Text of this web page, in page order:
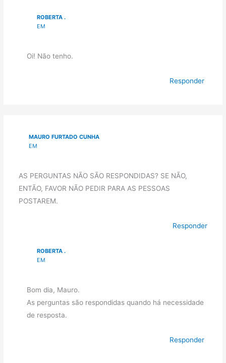
ROBERTA .
EM
Oi! Não tenho.
Responder
MAURO FURTADO CUNHA
EM
AS PERGUNTAS NÃO SÃO RESPONDIDAS? SE NÃO,
ENTÃO, FAVOR NÃO PEDIR PARA AS PESSOAS
POSTAREM.
Responder
ROBERTA .
EM
Bom dia, Mauro.
As perguntas são respondidas quando há necessidade
de resposta.
Responder